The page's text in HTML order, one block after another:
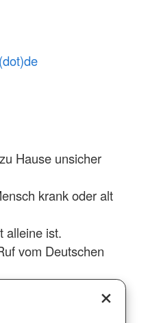
Hause unsicher
krank oder alt
alleine ist.
vom Deutschen